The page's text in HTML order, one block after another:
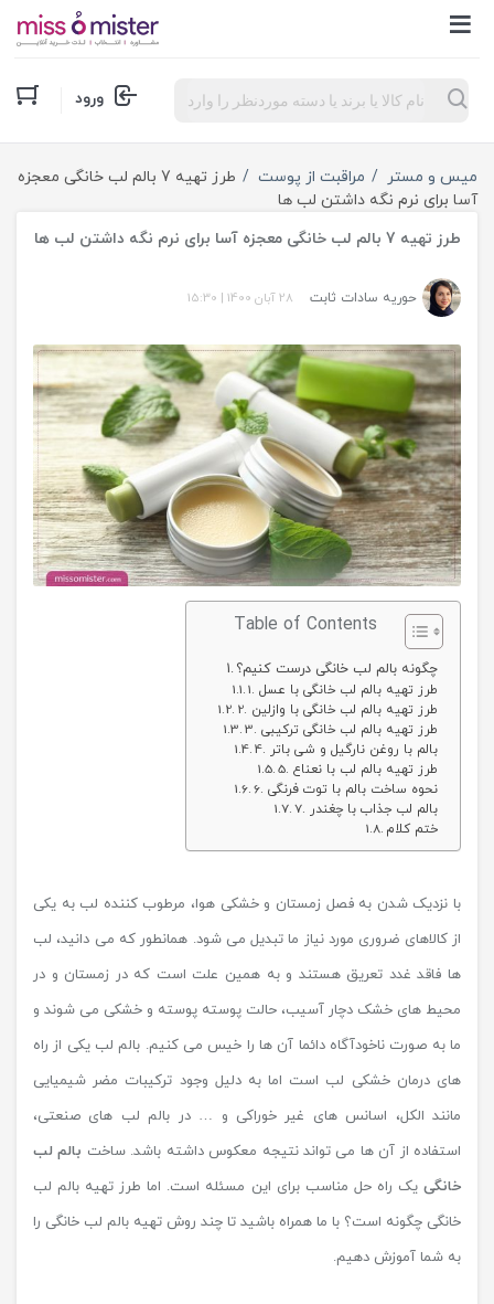
Products
search ورود
میس و مستر مراقبت از پوست
طرز تهیه 7 بالم لب خانگی معجزه
آسا برای نرم نگه داشتن لب ها
طرز تهیه 7 بالم لب خانگی معجزه آسا برای نرم نگه داشتن لب ها
حوریه سادات ثابت 28 آبان 1400 |
15:30
Table of Contents
چگونه بالم لب خانگی درست کنیم؟
1. طرز تهیه بالم لب خانگی با عسل
2. طرز تهیه بالم لب خانگی با وازلین
3. طرز تهیه بالم لب خانگی ترکیبی
4. بالم با روغن نارگیل و شی باتر
5. طرز تهیه بالم لب با نعناع
6. نحوه ساخت بالم با توت فرنگی
7. بالم لب جذاب با چغندر
ختم کلام
با نزدیک شدن به فصل زمستان و خشکی هوا، مرطوب کننده لب به یکی
از کالاهای ضروری مورد نیاز ما تبدیل می شود. همانطور که می دانید، لب
ها فاقد غدد تعریق هستند و به همین علت است که در زمستان و در
محیط های خشک دچار آسیب، حالت پوسته پوسته و خشکی می شوند و
ما به صورت ناخودآگاه دائما آن ها را خیس می کنیم. بالم لب یکی از راه
های درمان خشکی لب است اما به دلیل وجود ترکیبات مضر شیمیایی
مانند الکل، اسانس های غیر خوراکی و … در بالم لب های صنعتی،
استفاده از آن ها می تواند نتیجه معکوس داشته باشد. ساخت بالم لب
خانگی یک راه حل مناسب برای این مسئله است. اما طرز تهیه بالم لب
خانگی چگونه است؟ با ما همراه باشید تا چند روش تهیه بالم لب خانگی را
به شما آموزش دهیم.